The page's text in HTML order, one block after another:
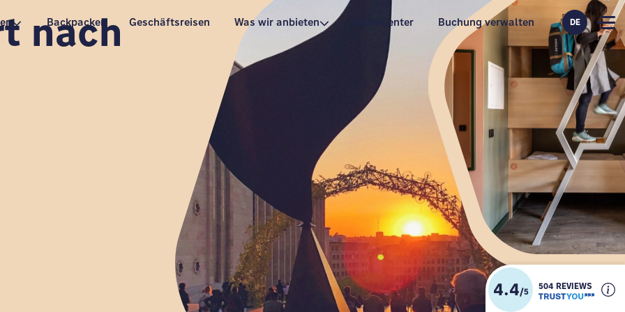
Backpacker Geschäftsreisen Was wir anbieten Hilfe-Center Buchung verwalten DE
nach
4.4/5
504 REVIEWS